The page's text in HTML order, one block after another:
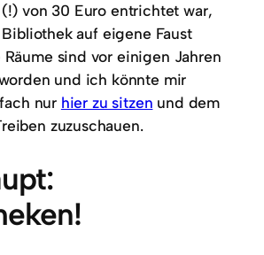
von 30 Euro entrichtet war,
auf eigene Faust
sind vor einigen Jahren
und ich könnte mir
nur hier zu sitzen und dem
zuzuschauen.